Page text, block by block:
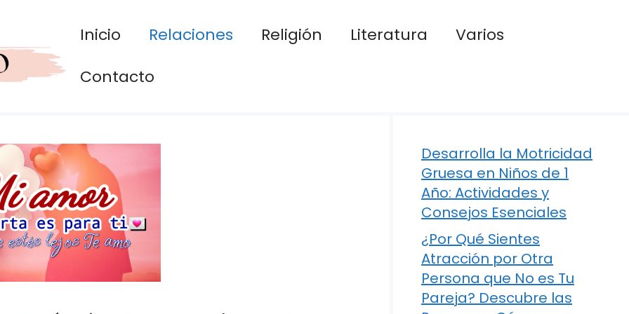
Inicio Relaciones Religión Literatura
Varios
Contacto
Desarrolla la Motricidad
Gruesa en Niños de 1
Año: Actividades y
Consejos Esenciales
¿Por Qué Sientes
Atracción por Otra
Persona que No es Tu
Pareja? Descubre las